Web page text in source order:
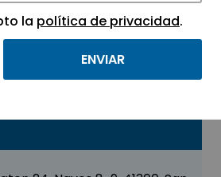
CONSULTORIA Y ASESORIA
la política de privacidad.